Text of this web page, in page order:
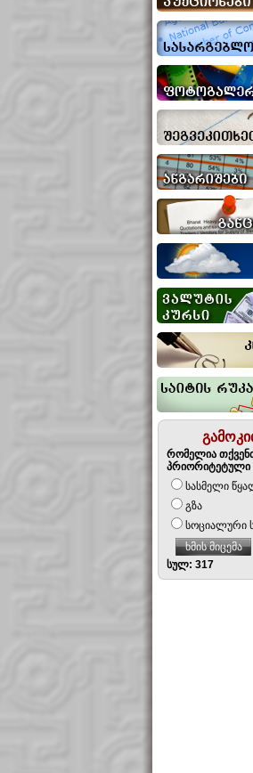
რომელია
პრიორიტეტული
სასმელი
გზა
სოციალური
ხმის მიცემა
სულ: 317